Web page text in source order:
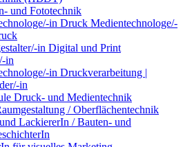
und Fototechnik
in Druck Medientechnologe/-
in Digital und Print
in
in Druckverarbeitung |
in
Druck- und Medientechnik
/ Oberflächentechnik
LackiererIn / Bauten- und